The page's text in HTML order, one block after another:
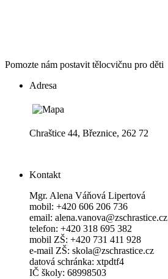
Pomozte nám postavit tělocvičnu pro děti
Adresa
Chraštice 44, Březnice, 262 72
Kontakt
Mgr. Alena Váňová Lipertová
mobil: +420 606 206 736
email: alena.vanova@zschrastice.cz
telefon: +420 318 695 382
mobil ZŠ: +420 731 411 928
e-mail ZŠ: skola@zschrastice.cz
datová schránka: xtpdtf4
IČ školy: 68998503